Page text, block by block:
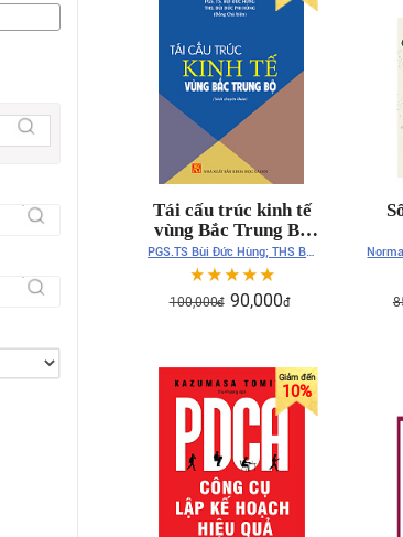
Tái cấu trúc kinh tế
vùng Bắc Trung Bộ
(sách chuyên khảo)
PGS.TS Bùi Đức Hùng; THS Bùi
Đức Phi Hùng
100,000đ 90,000đ
10%